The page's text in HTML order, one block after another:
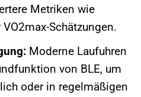
Metriken wie
Schätzungen.
Moderne Laufuhren
von BLE, um
oder in regelmäßigen